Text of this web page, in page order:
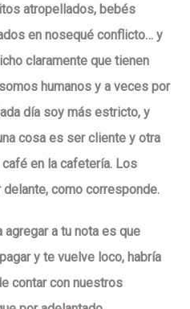
atropellados, bebés
en nosequé conflicto… y
claramente que tienen
humanos y a veces por
día soy más estricto, y
cosa es ser cliente y otra
en la cafetería. Los
como corresponde.
a tu nota es que
y te vuelve loco, habría
contar con nuestros